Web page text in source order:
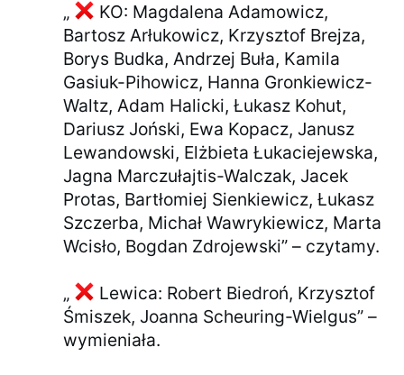
„
KO: Magdalena Adamowicz,
Bartosz Arłukowicz, Krzysztof Brejza,
Borys Budka, Andrzej Buła, Kamila
Gasiuk-Pihowicz, Hanna Gronkiewicz-
Waltz, Adam Halicki, Łukasz Kohut,
Dariusz Joński, Ewa Kopacz, Janusz
Lewandowski, Elżbieta Łukaciejewska,
Jagna Marczułajtis-Walczak, Jacek
Protas, Bartłomiej Sienkiewicz, Łukasz
Szczerba, Michał Wawrykiewicz, Marta
Wcisło, Bogdan Zdrojewski” – czytamy.
„
Lewica: Robert Biedroń, Krzysztof
Śmiszek, Joanna Scheuring-Wielgus” –
wymieniała.